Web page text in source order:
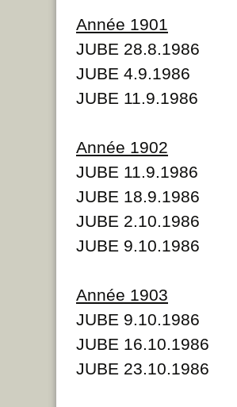
Année 1901
JUBE 28.8.1986
JUBE 4.9.1986
JUBE 11.9.1986
Année 1902
JUBE 11.9.1986
JUBE 18.9.1986
JUBE 2.10.1986
JUBE 9.10.1986
Année 1903
JUBE 9.10.1986
JUBE 16.10.1986
JUBE 23.10.1986